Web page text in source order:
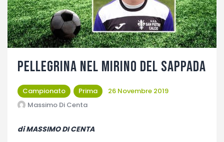
Pellegrina nel mirino del Sappada
Campionato Prima
26 Novembre 2019
Massimo Di Centa
di MASSIMO DI CENTA